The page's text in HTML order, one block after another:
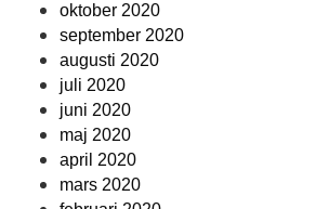
oktober 2020
september 2020
augusti 2020
juli 2020
juni 2020
maj 2020
april 2020
mars 2020